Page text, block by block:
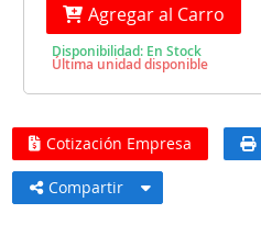
Agregar al Carro
Disponibilidad: En Stock
Última unidad disponible
Cotización Empresa
Compartir